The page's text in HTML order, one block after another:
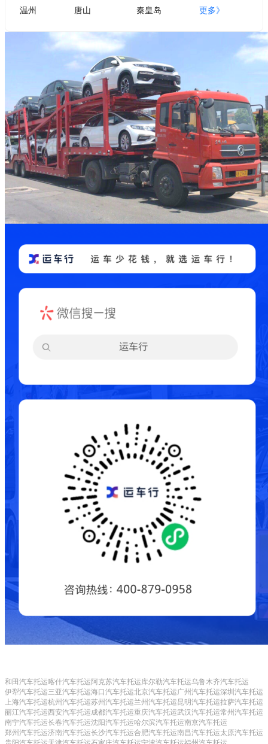
温州
唐山 秦皇岛 更多》
和田汽车托运喀什汽车托运 阿克苏汽车托运库尔勒汽车托运乌鲁木齐汽车托运
伊犁汽车托运三亚汽车托运海口汽车托运北京汽车托运广州汽车托运深圳汽车托运
上海汽车托运杭州汽车托运苏州汽车托运兰州汽车托运昆明汽车托运拉萨汽车托运
丽江汽车托运西安汽车托运成都汽车托运重庆汽车托运武汉汽车托运常州汽车托运
南宁汽车托运长春汽车托运沈阳汽车托运哈尔滨汽车托运南京汽车托运
郑州汽车托运济南汽车托运长沙汽车托运合肥汽车托运南昌汽车托运太原汽车托运